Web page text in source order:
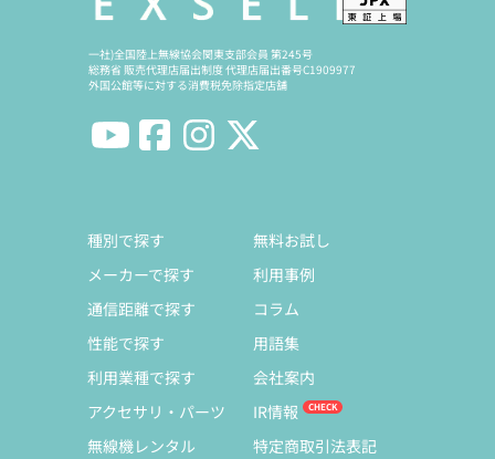
一社)全国陸上無線協会関東支部会員 第245号
総務省 販売代理店届出制度 代理店届出番号C1909977
外国公館等に対する消費税免除指定店舗
種別で探す
メーカーで探す
通信距離で探す
性能で探す
利用業種で探す
アクセサリ・パーツ
無線機レンタル
無料お試し
利用事例
コラム
用語集
会社案内
IR情報
特定商取引法表記